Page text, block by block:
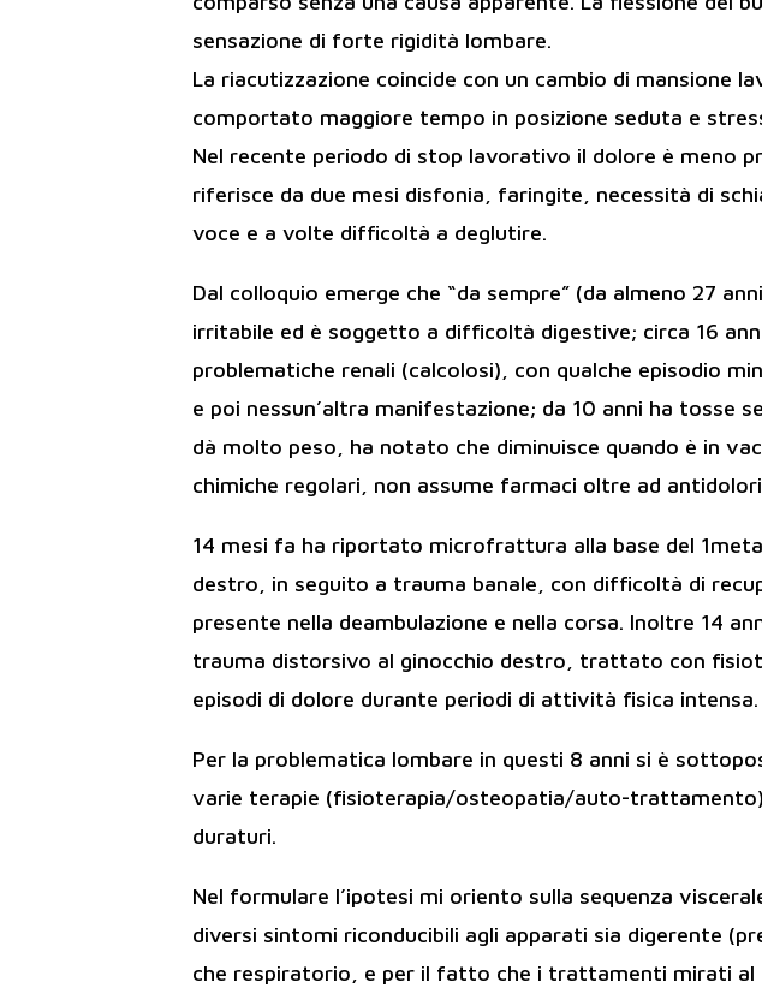
sensazione di forte rigidità lombare.
La riacutizzazione coincide con un cambio di mansione
comportato maggiore tempo in posizione seduta e
Nel recente periodo di stop lavorativo il dolore è meno
riferisce da due mesi disfonia, faringite, necessità di
voce e a volte difficoltà a deglutire.
Dal colloquio emerge che “da sempre” (da almeno 27
irritabile ed è soggetto a difficoltà digestive; circa 16
problematiche renali (calcolosi), con qualche episodio
e poi nessun’altra manifestazione; da 10 anni ha tosse
dà molto peso, ha notato che diminuisce quando è in
chimiche regolari, non assume farmaci oltre ad
14 mesi fa ha riportato microfrattura alla base del
destro, in seguito a trauma banale, con difficoltà di
presente nella deambulazione e nella corsa. Inoltre 14
trauma distorsivo al ginocchio destro, trattato con
episodi di dolore durante periodi di attività fisica intensa.
Per la problematica lombare in questi 8 anni si è
varie terapie (fisioterapia/osteopatia/auto-trattamento)
duraturi.
Nel formulare l’ipotesi mi oriento sulla sequenza
diversi sintomi riconducibili agli apparati sia digerente
che respiratorio, e per il fatto che i trattamenti mirati al